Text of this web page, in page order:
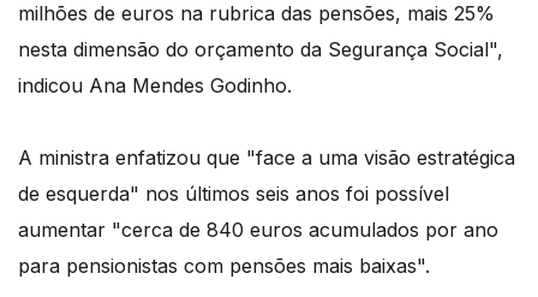
milhões de euros na rubrica das pensões, mais 25%
nesta dimensão do orçamento da Segurança Social",
indicou Ana Mendes Godinho.
A ministra enfatizou que "face a uma visão estratégica
de esquerda" nos últimos seis anos foi possível
aumentar "cerca de 840 euros acumulados por ano
para pensionistas com pensões mais baixas".